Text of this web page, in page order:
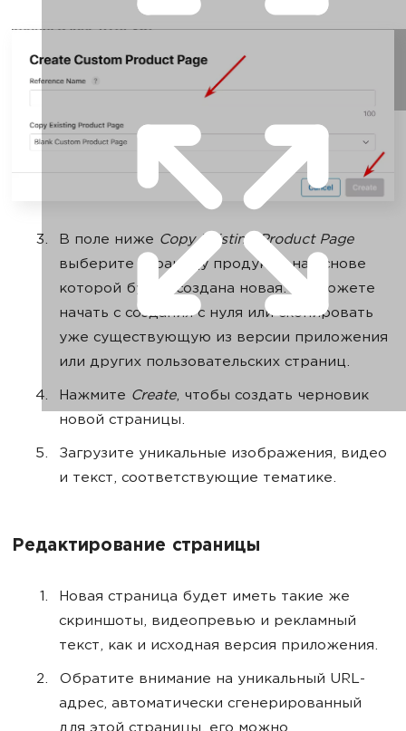
В поле ниже Copy Existing Product Page
выберите страницу продукта, на основе
которой будет создана новая. Вы можете
начать с создания с нуля или скопировать
уже существующую из версии приложения
или других пользовательских страниц.
Нажмите Create, чтобы создать черновик
новой страницы.
Загрузите уникальные изображения, видео
и текст, соответствующие тематике.
Редактирование страницы
Новая страница будет иметь такие же
скриншоты, видеопревью и рекламный
текст, как и исходная версия приложения.
Обратите внимание на уникальный URL-
адрес, автоматически сгенерированный